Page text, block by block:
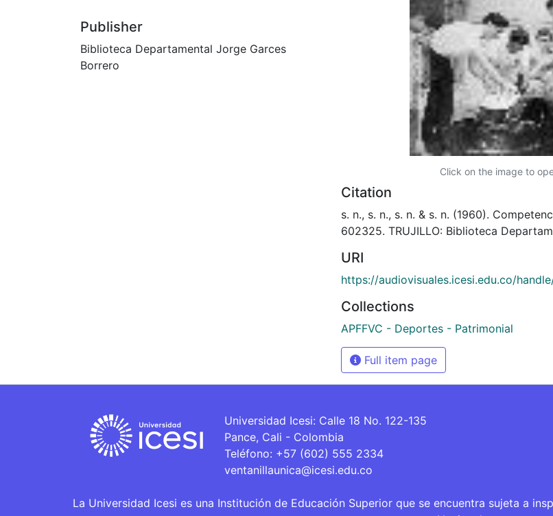
Publisher
Biblioteca Departamental Jorge Garces
Borrero
Click on the image to
Citation
s. n., s. n., s. n. & s. n. (1960).
602325. TRUJILLO: Biblioteca
URI
https://audiovisuales.icesi.edu.co/
Collections
APFFVC - Deportes - Patrimonial
Full item page
Universidad Icesi: Calle 18 No. 122-135
Pance, Cali - Colombia
Teléfono: +57 (602) 555 2334
ventanillaunica@icesi.edu.co
La Universidad Icesi es una Institución de Educación Superior que se encuentra sujeta a